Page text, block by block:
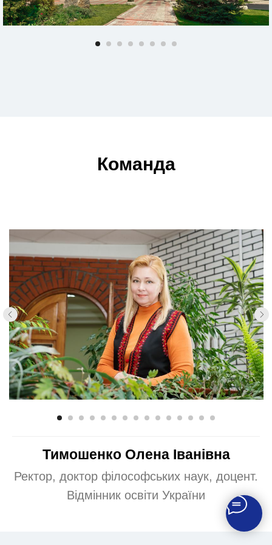
Команда
Тимошенко Олена Іванівна
Ректор, доктор філософських наук, доцент.
Відмінник освіти України